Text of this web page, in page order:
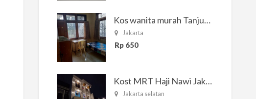
Kos wanita murah Tanjung Duren Jakarta Barat
Jakarta
Rp 650
Kost MRT Haji Nawi Jakarta Selatan
Jakarta selatan